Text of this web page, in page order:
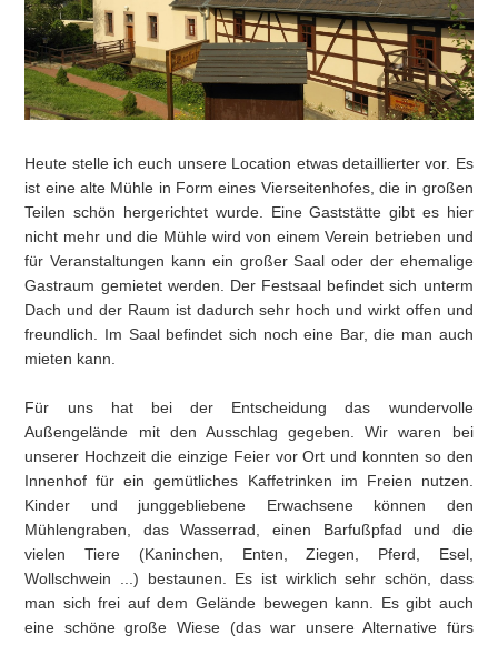
Heute stelle ich euch unsere Location etwas detaillierter vor. Es
ist eine alte Mühle in Form eines Vierseitenhofes, die in großen
Teilen schön hergerichtet wurde. Eine Gaststätte gibt es hier
nicht mehr und die Mühle wird von einem Verein betrieben und
für Veranstaltungen kann ein großer Saal oder der ehemalige
Gastraum gemietet werden. Der Festsaal befindet sich unterm
Dach und der Raum ist dadurch sehr hoch und wirkt offen und
freundlich. Im Saal befindet sich noch eine Bar, die man auch
mieten kann.
Für uns hat bei der Entscheidung das wundervolle
Außengelände mit den Ausschlag gegeben. Wir waren bei
unserer Hochzeit die einzige Feier vor Ort und konnten so den
Innenhof für ein gemütliches Kaffetrinken im Freien nutzen.
Kinder und junggebliebene Erwachsene können den
Mühlengraben, das Wasserrad, einen Barfußpfad und die
vielen Tiere (Kaninchen, Enten, Ziegen, Pferd, Esel,
Wollschwein ...) bestaunen. Es ist wirklich sehr schön, dass
man sich frei auf dem Gelände bewegen kann. Es gibt auch
eine schöne große Wiese (das war unsere Alternative fürs